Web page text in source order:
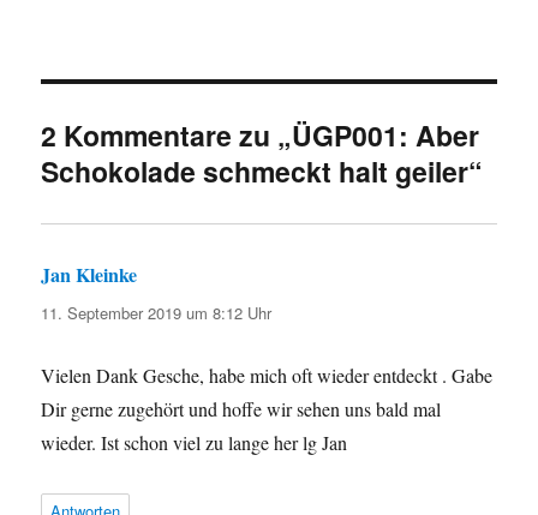
2 Kommentare zu „ÜGP001: Aber
Schokolade schmeckt halt geiler“
Jan Kleinke
11. September 2019 um 8:12 Uhr
Vielen Dank Gesche, habe mich oft wieder entdeckt . Gabe
Dir gerne zugehört und hoffe wir sehen uns bald mal
wieder. Ist schon viel zu lange her lg Jan